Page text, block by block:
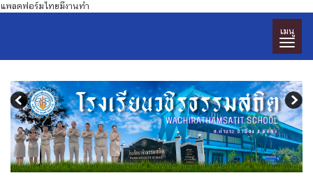
แพลตฟอร์มไทยมีงานทำ
เมนู